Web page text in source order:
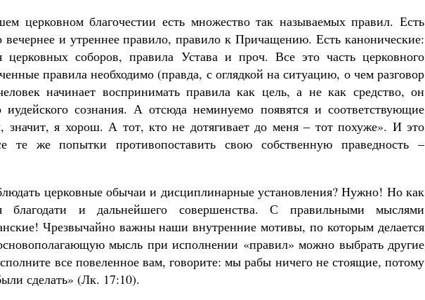
церковном благочестии есть множество так называемых правил. Есть
и утреннее правило, правило к Причащению. Есть канонические:
церковных соборов, правила Устава и проч. Все это часть церковного
правила необходимо (правда, с оглядкой на ситуацию, о чем разговор
начинает воспринимать правила как цель, а не как средство, он
иудейского сознания. А отсюда неминуемо появятся и соответствующие
я хорош. А тот, кто не дотягивает до меня – тот похуже». И это
те же попытки противопоставить свою собственную праведность –
церковные обычаи и дисциплинарные установления? Нужно! Но как
благодати и дальнейшего совершенства. С правильными мыслями
Чрезвычайно важны наши внутренние мотивы, по которым делается
мысль при исполнении «правил» можно выбрать другие
все повеленное вам, говорите: мы рабы ничего не стоящие, потому
сделать» (Лк. 17:10).